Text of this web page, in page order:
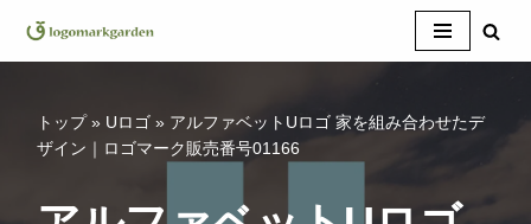
コ
トップ» Uロゴ » アルファベットUロゴ 家を組み合わせたデ
ザイン｜ロゴマーク販売番号01166